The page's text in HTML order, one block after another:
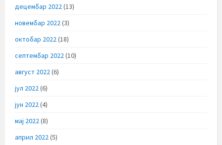
децембар 2022(13)
новембар 2022(3)
октобар 2022(18)
септембар 2022(10)
август 2022(6)
јул 2022(6)
јун 2022(4)
мај 2022(8)
април 2022(5)